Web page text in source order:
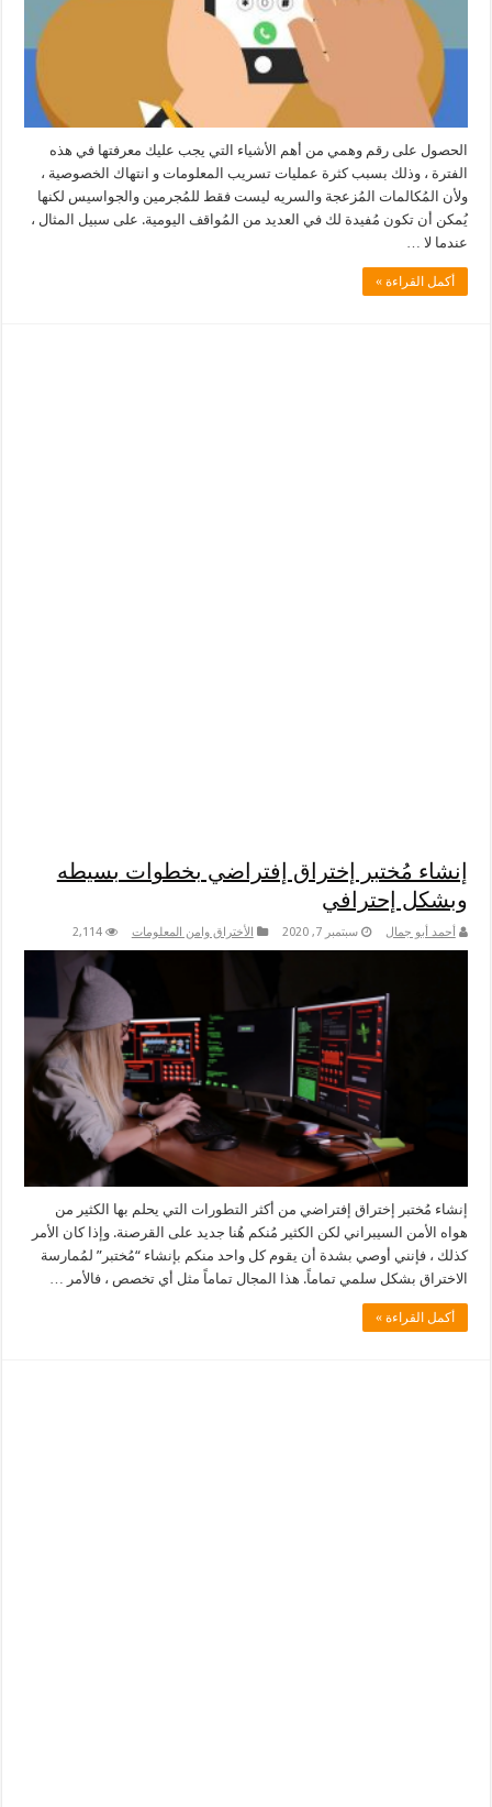
الحصول على رقم وهمي من أهم الأشياء التي يجب عليك معرفتها في هذه
الفترة ، وذلك بسبب كثرة عمليات تسريب المعلومات و انتهاك الخصوصية ،
ولأن المُكالمات المُزعجة والسريه ليست فقط للمُجرمين والجواسيس لكنها
يُمكن أن تكون مُفيدة لك في العديد من المُواقف اليومية. على سبيل المثال ،
عندما لا …
أكمل القراءة »
إنشاء مُختبر إختراق إفتراضي بخطوات بسيطه
وبشكل إحترافي
أحمد أبو جمال سبتمبر 7, 2020 الأختراق وامن المعلومات 2,114
إنشاء مُختبر إختراق إفتراضي من أكثر التطورات التي يحلم بها الكثير من
هواه الأمن السيبراني لكن الكثير مُنكم هُنا جديد على القرصنة. وإذا كان الأمر
كذلك ، فإنني أوصي بشدة أن يقوم كل واحد منكم بإنشاء “مُختبر” لمُمارسة
الاختراق بشكل سلمي تماماً. هذا المجال تماماً مثل أي تخصص ، فالأمر …
أكمل القراءة »